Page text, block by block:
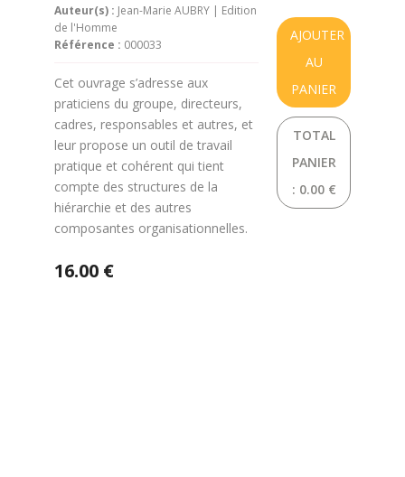
Auteur(s) : Jean-Marie AUBRY | Edition
de l'Homme
Référence : 000033
Cet ouvrage s’adresse aux
praticiens du groupe, directeurs,
cadres, responsables et autres, et
leur propose un outil de travail
pratique et cohérent qui tient
compte des structures de la
hiérarchie et des autres
composantes organisationnelles.
16.00 €
AJOUTER
AU
PANIER
TOTAL
PANIER
: 0.00 €